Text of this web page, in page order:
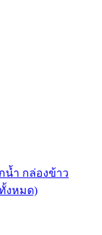
น้ำ กล่องข้าว
งหมด)